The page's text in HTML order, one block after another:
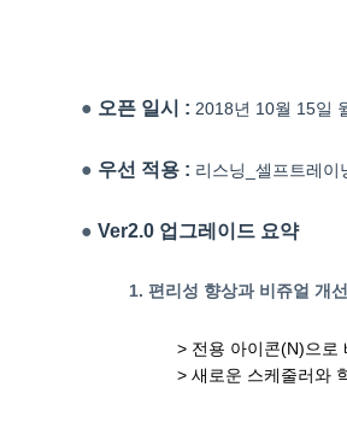
● 오픈 일시 : 2018년 10월 15일
● 우선 적용 : 리스닝_셀프트레이
● Ver2.0 업그레이드 요약
1. 편리성 향상과 비쥬얼 개선
> 전용 아이콘(N)으로
> 새로운 스케줄러와